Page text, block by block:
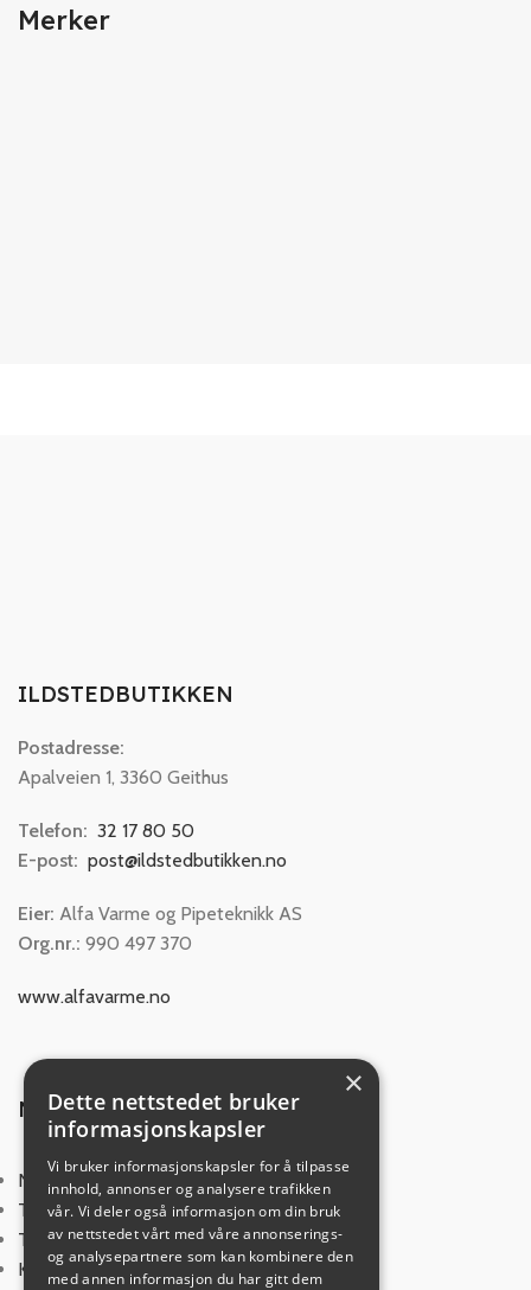
Merker
ILDSTEDBUTIKKEN
Postadresse:
Apalveien 1, 3360 Geithus
Telefon: 32 17 80 50
E-post: post@ildstedbutikken.no
Eier: Alfa Varme og Pipeteknikk AS
Org.nr.: 990 497 370
www.alfavarme.no
NYTTIGE LINKER
Norsk Varme
Trygg Netthandel
Tips og veiledning
Kjøpsvilkår
×
Dette nettstedet bruker
informasjonskapsler
Vi bruker informasjonskapsler for å tilpasse
innhold, annonser og analysere trafikken
vår. Vi deler også informasjon om din bruk
av nettstedet vårt med våre annonserings-
og analysepartnere som kan kombinere den
med annen informasjon du har gitt dem